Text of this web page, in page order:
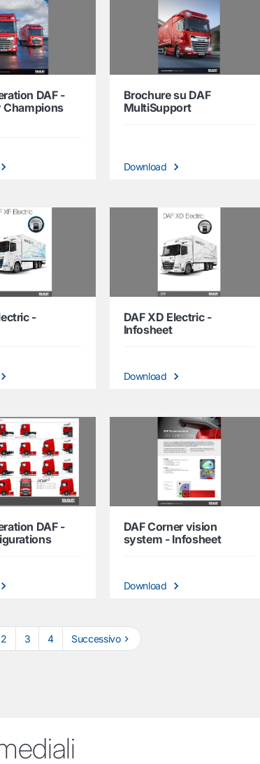
DAF -
Champions
Brochure su DAF
MultiSupport
Download
-
DAF XD Electric -
Infosheet
Download
DAF -
DAF Corner vision
system - Infosheet
Download
2 3 4 Successivo